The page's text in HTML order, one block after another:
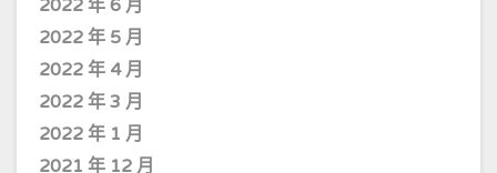
2022 年 6 月
2022 年 5 月
2022 年 4 月
2022 年 3 月
2022 年 1 月
2021 年 12 月